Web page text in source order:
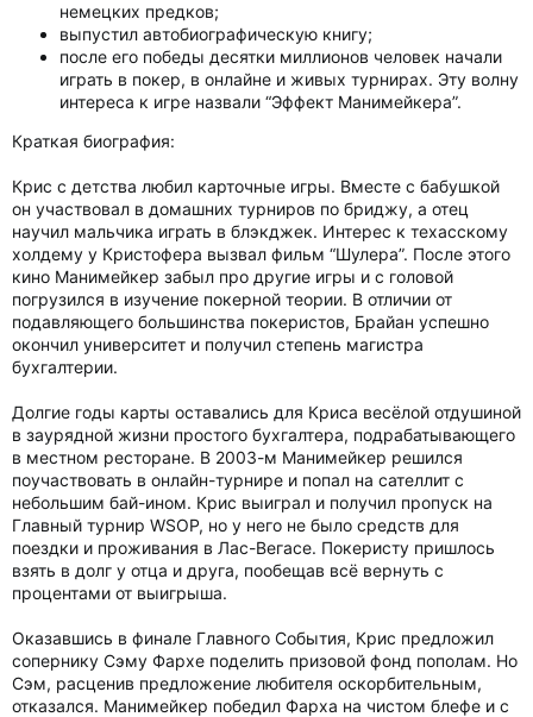
немецких предков;
выпустил автобиографическую книгу;
после его победы десятки миллионов человек начали
играть в покер, в онлайне и живых турнирах. Эту волну
интереса к игре назвали “Эффект Манимейкера”.
Краткая биография:
Крис с детства любил карточные игры. Вместе с бабушкой
он участвовал в домашних турниров по бриджу, а отец
научил мальчика играть в блэкджек. Интерес к техасскому
холдему у Кристофера вызвал фильм “Шулера”. После этого
кино Манимейкер забыл про другие игры и с головой
погрузился в изучение покерной теории. В отличии от
подавляющего большинства покеристов, Брайан успешно
окончил университет и получил степень магистра
бухгалтерии.
Долгие годы карты оставались для Криса весёлой отдушиной
в заурядной жизни простого бухгалтера, подрабатывающего
в местном ресторане. В 2003-м Манимейкер решился
поучаствовать в онлайн-турнире и попал на сателлит с
небольшим бай-ином. Крис выиграл и получил пропуск на
Главный турнир WSOP, но у него не было средств для
поездки и проживания в Лас-Вегасе. Покеристу пришлось
взять в долг у отца и друга, пообещав всё вернуть с
процентами от выигрыша.
Оказавшись в финале Главного События, Крис предложил
сопернику Сэму Фархе поделить призовой фонд пополам. Но
Сэм, расценив предложение любителя оскорбительным,
отказался. Манимейкер победил Фарха на чистом блефе и с